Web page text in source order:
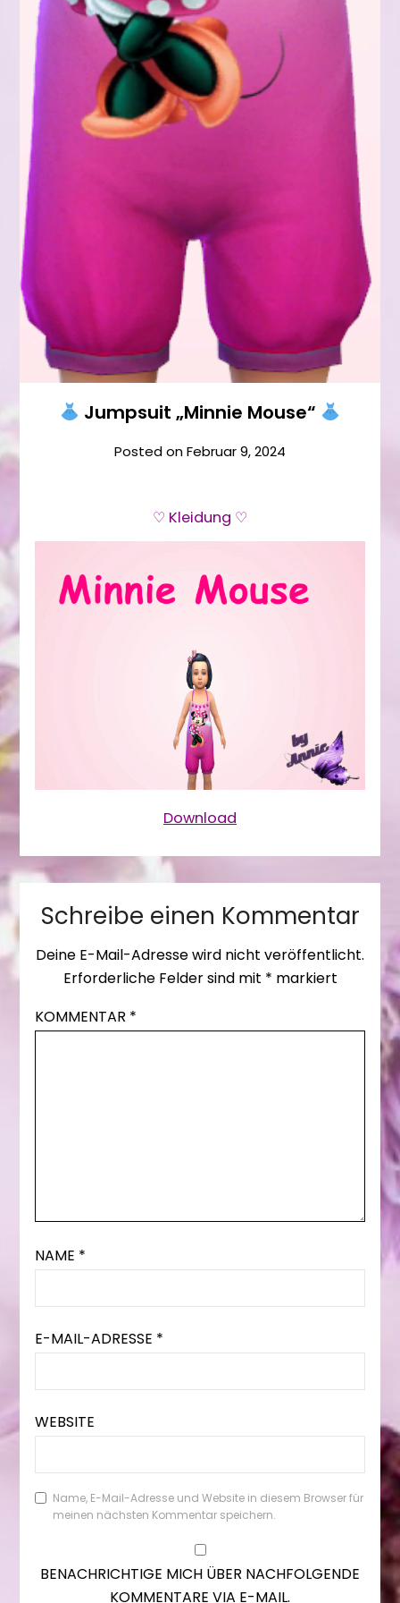
Jumpsuit „Minnie Mouse“
Posted onFebruar 9, 2024
♡ Kleidung ♡
Download
Schreibe einen Kommentar
Deine E-Mail-Adresse wird nicht veröffentlicht.
Erforderliche Felder sind mit * markiert
KOMMENTAR *
NAME *
E-MAIL-ADRESSE *
WEBSITE
Name, E-Mail-Adresse und Website in diesem Browser für
meinen nächsten Kommentar speichern.
BENACHRICHTIGE MICH ÜBER NACHFOLGENDE
KOMMENTARE VIA E-MAIL.